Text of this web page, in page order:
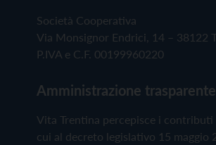
Società Cooperativa
Via Monsignor Endrici, 14 – 38122
P.IVA e C.F. 00199960220
Amministrazione trasparente
Vita Trentina percepisce i
cui al decreto legislativo 15 maggio